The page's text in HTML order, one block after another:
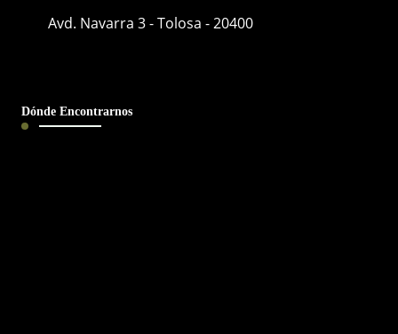
Avd. Navarra 3 - Tolosa - 20400
Dónde Encontrarnos